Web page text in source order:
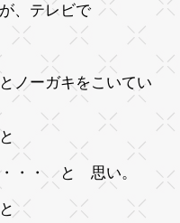
が、テレビで
ーガキをこいてい
と
・・ と 思い。